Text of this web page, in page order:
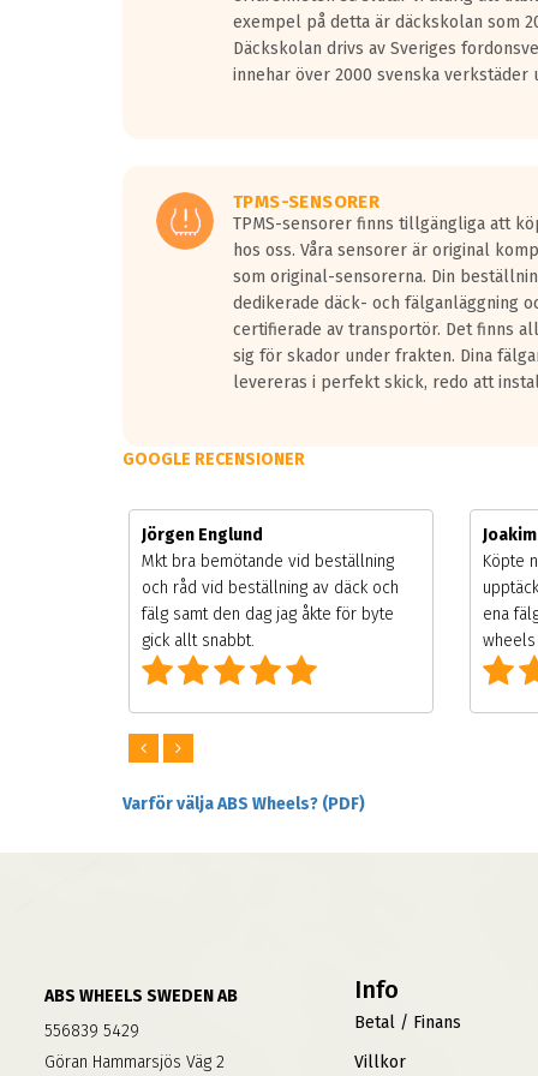
Vid körning i över 50km/h brukar
På däckmärkningen kommer det finnas en
medans de vita vågorna påvisar om det är ett tyst
Ett däck med tre svarta vågor uppnår de
exempel på detta är däckskolan som
Däckskolan drivs av Sveriges
innehar över 2000 svenska verkstäder
TPMS-SENSORER
TPMS-sensorer finns tillgängliga att
hos oss. Våra sensorer är original
som original-sensorerna. Din
dedikerade däck- och fälganläggning
certifierade av transportör. Det finns
sig för skador under frakten. Dina
levereras i perfekt skick, redo att
GOOGLE RECENSIONER
Jörgen Englund
Mkt bra bemötande vid beställning
och råd vid beställning av däck och
fälg samt den dag jag åkte för byte
gick allt snabbt.
Köpte
ena
Varför välja ABS Wheels? (PDF)
ABS WHEELS SWEDEN AB
556839 5429
Göran Hammarsjös Väg 2
Info
Betal / Finans
Villkor